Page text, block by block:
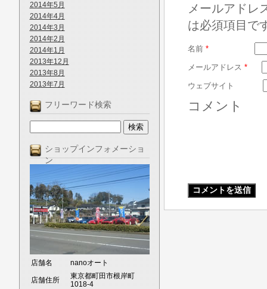
2014年5月
2014年4月
2014年3月
2014年2月
2014年1月
2013年12月
2013年8月
2013年7月
フリーワード検索
ショップインフォメーショ
ン
店舗名 nanoオート
店舗住所
東京都町田市根岸町
1018-4
メールアドレ
は必須項目で
名前 *
メールアドレス *
ウェブサイト
コメント